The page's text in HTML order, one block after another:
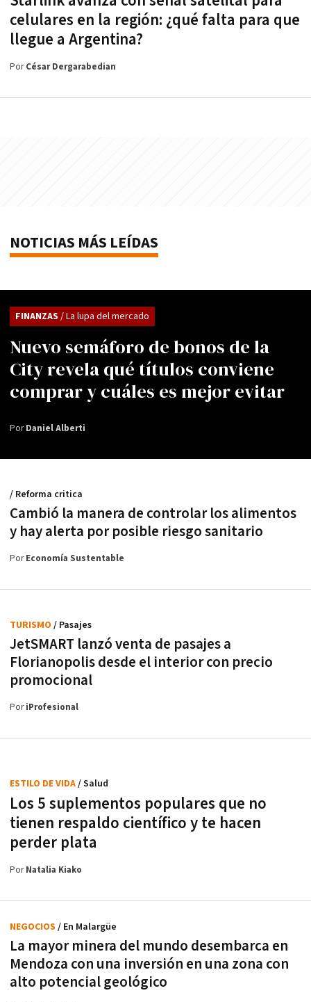
celulares en la región: ¿qué falta para que
llegue a Argentina?
PorCésar Dergarabedian
NOTICIAS MÁS LEÍDAS
Nuevo semáforo de bonos de la
City revela qué títulos conviene
comprar y cuáles es mejor evitar
FINANZAS / La lupa del mercado
PorDaniel Alberti
Cambió la manera de controlar los alimentos
y hay alerta por posible riesgo sanitario
/ Reforma critica
PorEconomía Sustentable
JetSMART lanzó venta de pasajes a
Florianopolis desde el interior con precio
promocional
TURISMO / Pasajes
PoriProfesional
Los 5 suplementos populares que no
tienen respaldo científico y te hacen
perder plata
ESTILO DE VIDA/ Salud
PorNatalia Kiako
La mayor minera del mundo desembarca en
Mendoza con una inversión en una zona con
alto potencial geológico
NEGOCIOS / En Malargüe